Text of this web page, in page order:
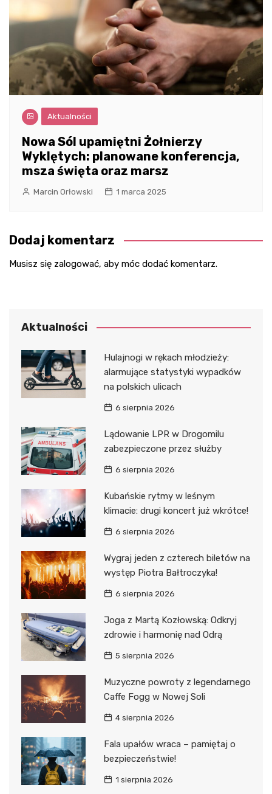
Aktualności
Nowa Sól upamiętni Żołnierzy
Wyklętych: planowane konferencja,
msza święta oraz marsz
Marcin Orłowski 1 marca 2025
Dodaj komentarz
Musisz się zalogować, aby móc dodać komentarz.
Aktualności
Hulajnogi w rękach młodzieży:
alarmujące statystyki wypadków
na polskich ulicach
6 sierpnia 2026
Lądowanie LPR w Drogomilu
zabezpieczone przez służby
6 sierpnia 2026
Kubańskie rytmy w leśnym
klimacie: drugi koncert już wkrótce!
6 sierpnia 2026
Wygraj jeden z czterech biletów na
występ Piotra Bałtroczyka!
6 sierpnia 2026
Joga z Martą Kozłowską: Odkryj
zdrowie i harmonię nad Odrą
5 sierpnia 2026
Muzyczne powroty z legendarnego
Caffe Fogg w Nowej Soli
4 sierpnia 2026
Fala upałów wraca – pamiętaj o
bezpieczeństwie!
1 sierpnia 2026